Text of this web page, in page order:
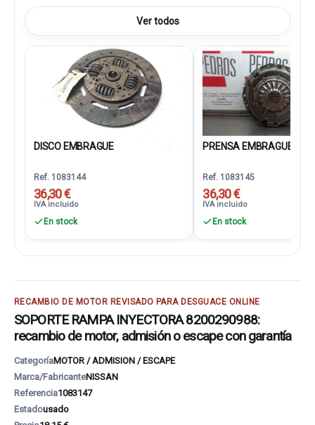
Ver todos
DISCO EMBRAGUE
Ref. 1083144
36,30 €
IVA incluido
En stock
PRENSA EMBRAGUE
Ref. 1083145
36,30 €
IVA incluido
En stock
RECAMBIO DE MOTOR REVISADO PARA DESGUACE ONLINE
SOPORTE RAMPA INYECTORA 8200290988:
recambio de motor, admisión o escape con garantía
CategoríaMOTOR / ADMISION / ESCAPE
Marca/FabricanteNISSAN
Referencia1083147
Estadousado